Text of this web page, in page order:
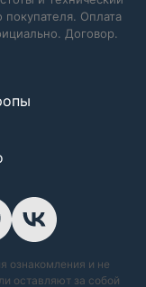
Оплата
Договор.
ознакомления и не
оставляют за собой